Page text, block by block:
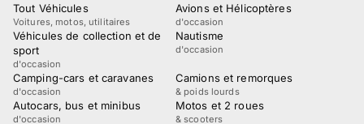
Tout Véhicules
Voitures, motos, utilitaires
Avions et Hélicoptères
d'occasion
Véhicules de collection et de
sport
d'occasion
Nautisme
d'occasion
Camping-cars et caravanes
d'occasion
Camions et remorques
& poids lourds
Autocars, bus et minibus
d'occasion
Motos et 2 roues
& scooters